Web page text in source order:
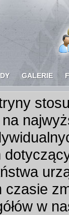
GALERIE
na
czasie
w